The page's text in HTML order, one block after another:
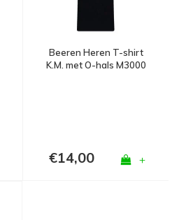
Beeren Heren T-shirt
K.M. met O-hals M3000
€14,00 +